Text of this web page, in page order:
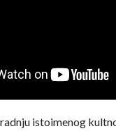
istoimenog